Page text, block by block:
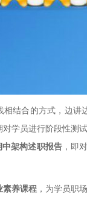
相结合的方式，边
学员进行阶段性测
架构述职报告，即
素养课程 ，为学员职